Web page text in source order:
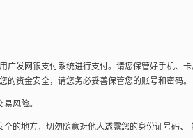
发网银支付系统进行支付。请您保管好手机、
资金安全，请您务必妥善保管您的账号和密码。
风险。
的地方，切勿随意对他人透露您的身份证号码、